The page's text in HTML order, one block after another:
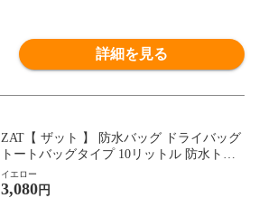
詳細を見る
ZAT【 ザット 】 防水バッグ ドライバッグ
トートバッグタイプ 10リットル 防水トー
トバッグ 2026年継続モデル【 防水バック
トートバッグ トートバック 無縫製バッグ
イエロー
3,080円